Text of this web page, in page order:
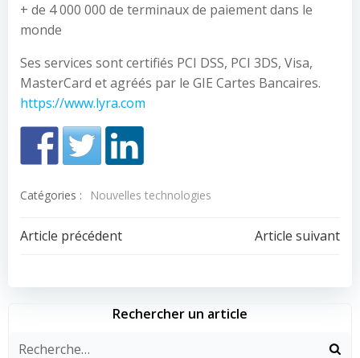
+ de 4 000 000 de terminaux de paiement dans le
monde
Ses services sont certifiés PCI DSS, PCI 3DS, Visa,
MasterCard et agréés par le GIE Cartes Bancaires.
https://www.lyra.com
Catégories : Nouvelles technologies
Navigation
de
l’article
Article précédent
Navigation
de
l’article
Article suivant
Rechercher un article